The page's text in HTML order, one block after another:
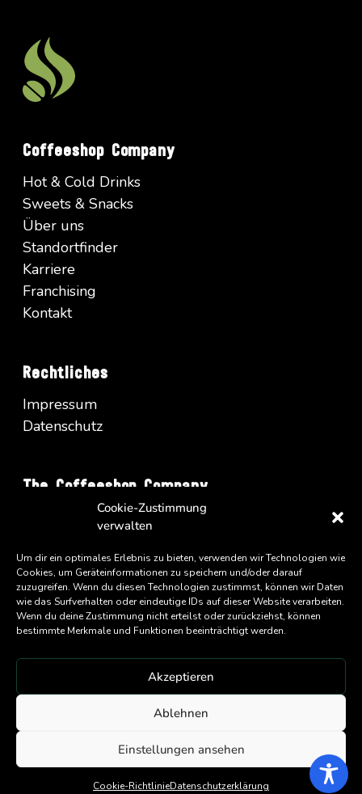
Cookie-Zustimmung
verwalten
Um dir ein optimales Erlebnis zu bieten, verwenden wir Technologien wie
Cookies, um Geräteinformationen zu speichern und/oder darauf
zuzugreifen. Wenn du diesen Technologien zustimmst, können wir Daten
wie das Surfverhalten oder eindeutige IDs auf dieser Website verarbeiten.
Wenn du deine Zustimmung nicht erteilst oder zurückziehst, können
bestimmte Merkmale und Funktionen beeinträchtigt werden.
Akzeptieren
Ablehnen
Einstellungen ansehen
Cookie-RichtlinieDatenschutzerklärung
Coffeeshop Company
Hot & Cold Drinks
Sweets & Snacks
Über uns
Standortfinder
Karriere
Franchising
Kontakt
Rechtliches
Impressum
Datenschutz
The Coffeeshop Company
Vienna Business Park - Turm A/34
A-1100 Wien